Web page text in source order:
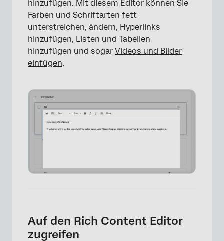
Editoren für umfangreiche Inhalte in
verschiedenen Projektarten
FAQs
hinzufügen. Mit diesem Editor können Sie
Farben und Schriftarten fett
unterstreichen, ändern, Hyperlinks
hinzufügen, Listen und Tabellen
hinzufügen und sogar Videos und Bilder
einfügen.
Auf den Rich Content Editor
zugreifen